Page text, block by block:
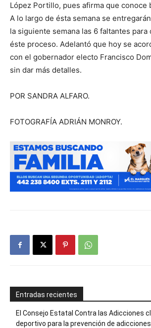
López Portillo, pues afirma que conoce
A lo largo de ésta semana se
la siguiente semana las 6 faltantes para
éste proceso. Adelantó que hoy se
con el gobernador electo Francisco
sin dar más detalles.
POR SANDRA ALFARO.
FOTOGRAFÍA ADRIÁN MONROY.
Entradas recientes
El Consejo Estatal Contra las Adicciones
deportivo para la prevención de adicciones